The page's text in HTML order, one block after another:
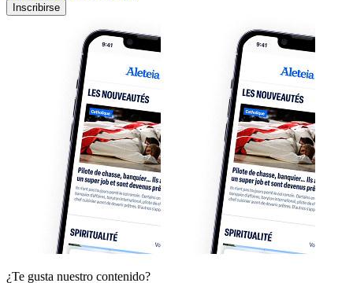
Inscribirse
¿Te gusta nuestro contenido?